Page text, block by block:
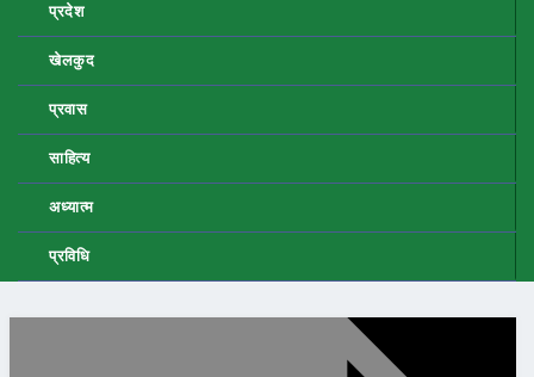
प्रदेश
खेलकुद
प्रवास
साहित्य
अध्यात्म
प्रविधि